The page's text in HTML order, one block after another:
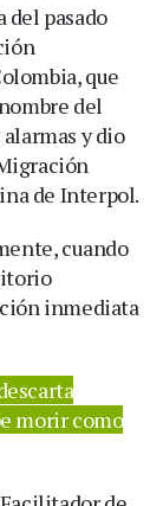
del pasado
que
del
y dio
de Interpol.
cuando
inmediata
morir como